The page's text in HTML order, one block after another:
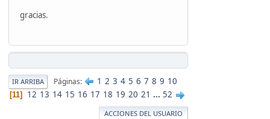
gracias.
IR ARRIBA Páginas 1 2 3 4 5 6 7 8 9 10
11 12 13 14 15 16 17 18 19 20 21 ... 52
ACCIONES DEL USUARIO